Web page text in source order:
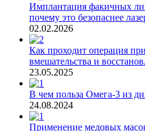
Имплантация факичных
почему это безопаснее
02.02.2026
Как проходит операция
вмешательства и
23.05.2025
В чем польза Омега-3 из
24.08.2024
Применение медовых